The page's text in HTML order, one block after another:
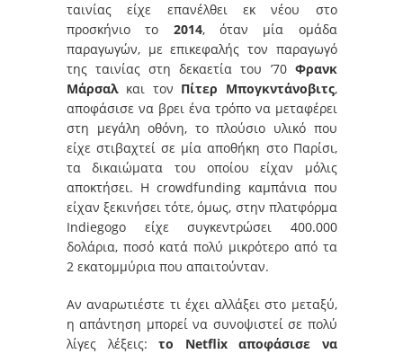
ταινίας είχε επανέλθει εκ νέου στο
προσκήνιο το 2014, όταν μία ομάδα
παραγωγών, με επικεφαλής τον παραγωγό
της ταινίας στη δεκαετία του ’70Φρανκ
Μάρσαλ και τον Πίτερ Μπογκντάνοβιτς,
αποφάσισε να βρει ένα τρόπο να μεταφέρει
στη μεγάλη οθόνη, το πλούσιο υλικό που
είχε στιβαχτεί σε μία αποθήκη στο Παρίσι,
τα δικαιώματα του οποίου είχαν μόλις
αποκτήσει. Η crowdfunding καμπάνια που
είχαν ξεκινήσει τότε, όμως, στην πλατφόρμα
Indiegogo είχε συγκεντρώσει 400.000
δολάρια, ποσό κατά πολύ μικρότερο από τα
2 εκατομμύρια που απαιτούνταν.
Αν αναρωτιέστε τι έχει αλλάξει στο μεταξύ,
η απάντηση μπορεί να συνοψιστεί σε πολύ
λίγες λέξεις:το Netflix αποφάσισε να